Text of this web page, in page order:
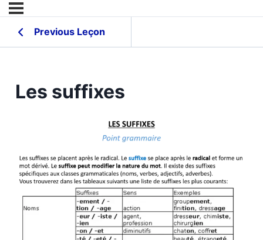
Previous Leçon
Les suffixes